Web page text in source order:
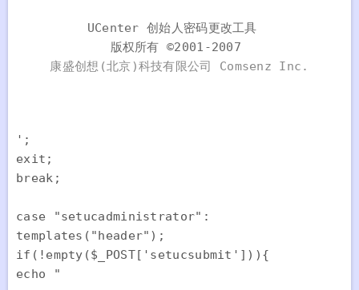
UCenter 创始人密码更改工具
版权所有 ©2001-2007
康盛创想(北京)科技有限公司 Comsenz Inc.
';
exit;
break;
case "setucadministrator":
templates("header");
if(!empty($_POST['setucsubmit'])){
echo "